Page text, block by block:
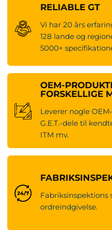
RELIABLE GT
Vi har 20 års
128 lande og
5000+
OEM-
FORSKELLIGE
Leverer nogle
G.E.T.-dele til
ITM mv.
Fabriksinspektions
ordreindgivelse.